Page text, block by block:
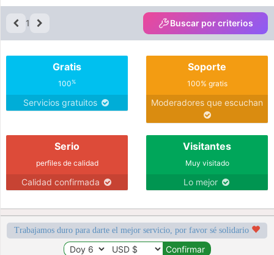
1 Buscar por criterios
Gratis
100%
Servicios gratuitos
Soporte
100% gratis
Moderadores que escuchan
Serio
perfiles de calidad
Calidad confirmada
Visitantes
Muy visitado
Lo mejor
Trabajamos duro para darte el mejor servicio, por favor sé solidario